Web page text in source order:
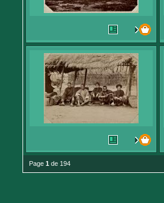
Page 1 de 194